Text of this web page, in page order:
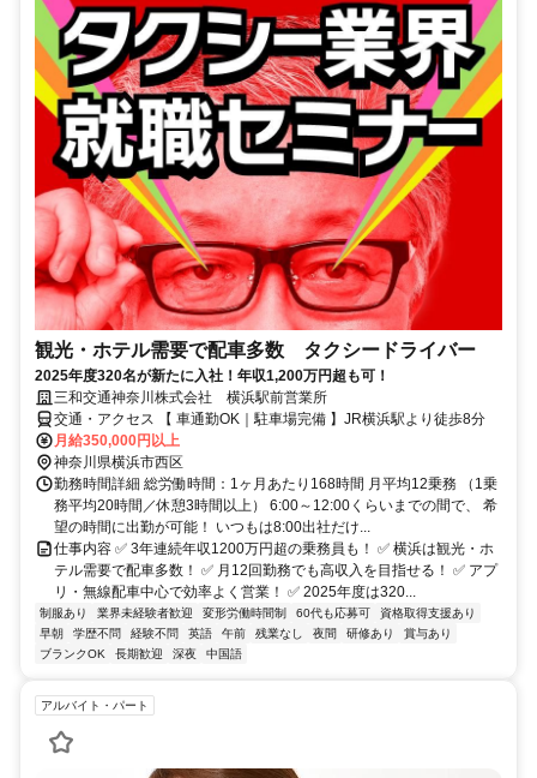
観光・ホテル需要で配車多数 タクシードライバー
2025年度320名が新たに入社！年収1,200万円超も可！
三和交通神奈川株式会社 横浜駅前営業所
交通・アクセス 【 車通勤OK｜駐車場完備 】JR横浜駅より徒歩8分
月給350,000円以上
神奈川県横浜市西区
勤務時間詳細 総労働時間：1ヶ月あたり168時間 月平均12乗務 （1乗
務平均20時間／休憩3時間以上） 6:00～12:00くらいまでの間で、 希
望の時間に出勤が可能！ いつもは8:00出社だけ...
仕事内容 ✅ 3年連続年収1200万円超の乗務員も！ ✅ 横浜は観光・ホ
テル需要で配車多数！ ✅ 月12回勤務でも高収入を目指せる！ ✅ アプ
リ・無線配車中心で効率よく営業！ ✅ 2025年度は320...
制服あり 業界未経験者歓迎 変形労働時間制 60代も応募可
資格取得支援あり
早朝
学歴不問 経験不問 英語 午前 残業なし 夜間 研修あり
賞与あり
ブランクOK
長期歓迎 深夜 中国語
アルバイト・パート